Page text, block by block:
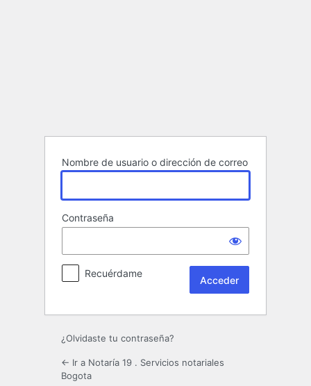
Nombre de usuario o dirección de correo
Contraseña
Recuérdame
¿Olvidaste tu contraseña?
← Ir a Notaría 19 . Servicios notariales
Bogota